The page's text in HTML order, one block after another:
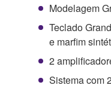
Modelagem
Teclado
e marfim
2
Sistema com